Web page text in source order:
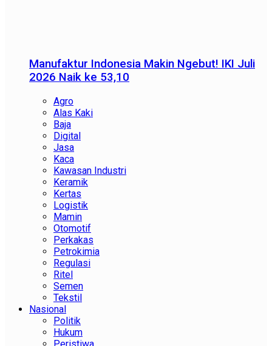
Manufaktur Indonesia Makin Ngebut! IKI Juli
2026 Naik ke 53,10
Agro
Alas Kaki
Baja
Digital
Jasa
Kaca
Kawasan Industri
Keramik
Kertas
Logistik
Mamin
Otomotif
Perkakas
Petrokimia
Regulasi
Ritel
Semen
Tekstil
Nasional
Politik
Hukum